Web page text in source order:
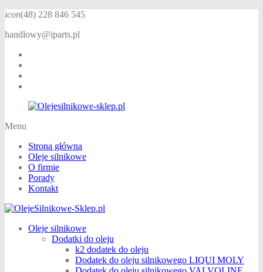
icon(48) 228 846 545
handlowy@iparts.pl
Menu
Strona główna
Oleje silnikowe
O firmie
Porady
Kontakt
Oleje silnikowe
Dodatki do oleju
k2 dodatek do oleju
Dodatek do oleju silnikowego LIQUI MOLY